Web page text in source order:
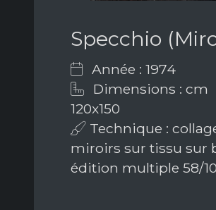
Specchio
Année : 1974
Dimensions : cm
120x150
Technique :
miroirs sur tissu sur
édition multiple 58/